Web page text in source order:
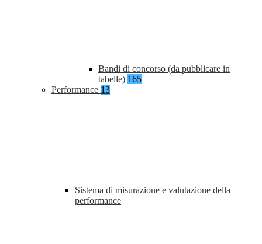
Bandi di concorso (da pubblicare in
tabelle) 165
Performance 13
Sistema di misurazione e valutazione della
performance